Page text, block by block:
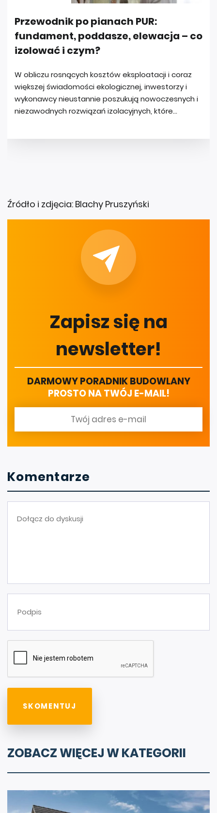
Źródło i zdjęcia: Blachy Pruszyński
Zapisz się na
newsletter!
DARMOWY PORADNIK BUDOWLANY
PROSTO NA TWÓJ E-MAIL!
Komentarze
ZOBACZ WIĘCEJ W KATEGORII